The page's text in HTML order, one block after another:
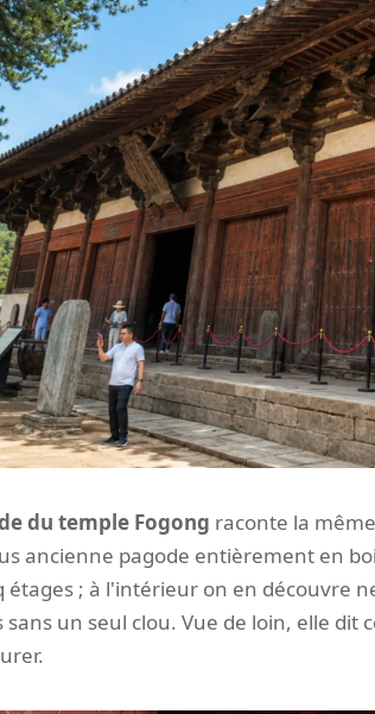
du temple Fogong raconte la
ancienne pagode entièrement en
étages ; à l'intérieur on en découvre
sans un seul clou. Vue de loin, elle